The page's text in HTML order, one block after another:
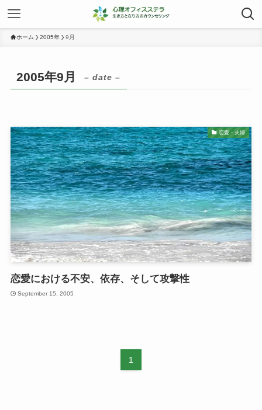
ホーム 2005年 9月
2005年9月 – date –
恋愛・夫婦
恋愛における不安、依存、そして攻撃性
September 15, 2005
1